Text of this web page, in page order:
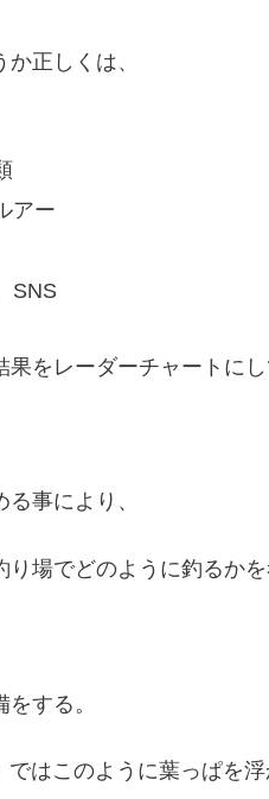
正しくは、
アー
SNS
をレーダーチャートにし
事により、
場でどのように釣るか
する。
ではこのように葉っぱを浮